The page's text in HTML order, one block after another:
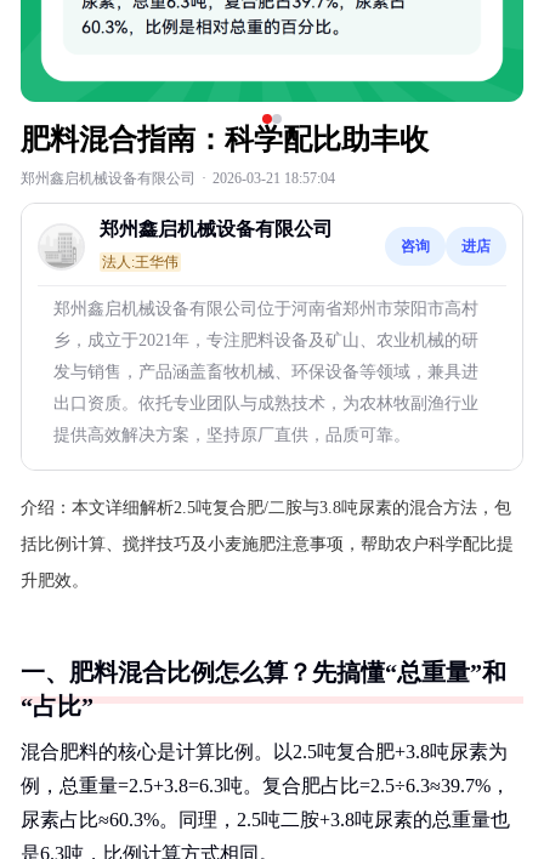
肥料混合指南：科学配比助丰收
郑州鑫启机械设备有限公司 · 2026-03-21 18:57:04
郑州鑫启机械设备有限公司
法人:王华伟
咨询 进店
郑州鑫启机械设备有限公司位于河南省郑州市荥阳市高村
乡，成立于2021年，专注肥料设备及矿山、农业机械的研
发与销售，产品涵盖畜牧机械、环保设备等领域，兼具进
出口资质。依托专业团队与成熟技术，为农林牧副渔行业
提供高效解决方案，坚持原厂直供，品质可靠。
介绍： 本文详细解析2.5吨复合肥/二胺与3.8吨尿素的混合方法，包
括比例计算、搅拌技巧及小麦施肥注意事项，帮助农户科学配比提
升肥效。
一、肥料混合比例怎么算？先搞懂“总重量”和
“占比”
混合肥料的核心是计算比例。以2.5吨复合肥+3.8吨尿素为
例，总重量=2.5+3.8=6.3吨。复合肥占比=2.5÷6.3≈39.7%，
尿素占比≈60.3%。同理，2.5吨二胺+3.8吨尿素的总重量也
是6.3吨，比例计算方式相同。